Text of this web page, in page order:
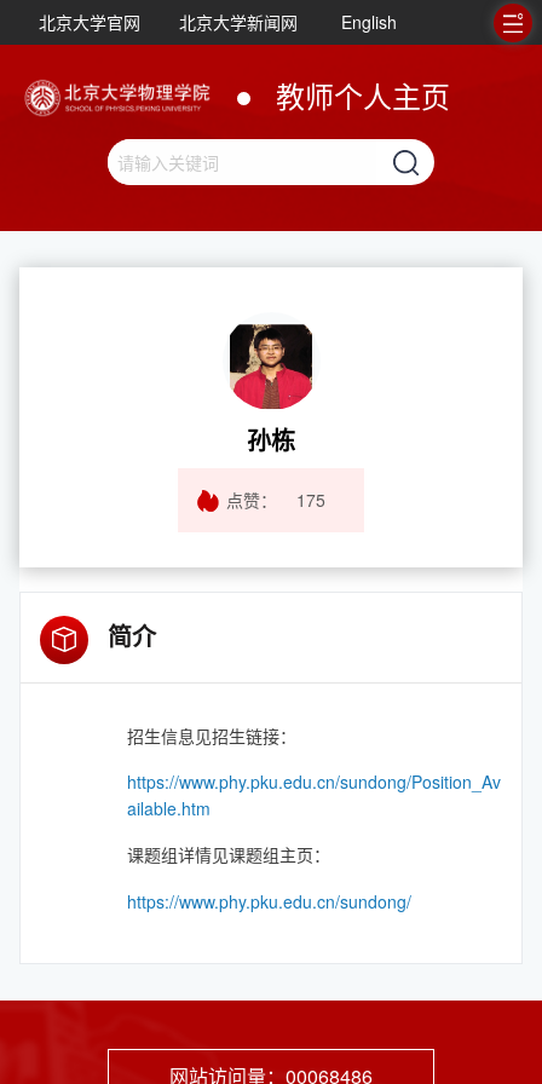
北京大学官网 北京大学新闻网 English
教师个人主页
孙栋
点赞： 175
简介
招生信息见招生链接：
https://www.phy.pku.edu.cn/sundong/Position_Av
ailable.htm
课题组详情见课题组主页：
https://www.phy.pku.edu.cn/sundong/
网站访问量： 00068486